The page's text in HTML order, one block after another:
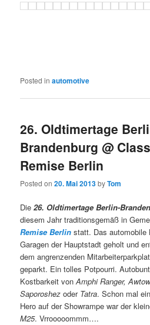
Posted in automotive
26. Oldtimertage
Brandenburg @
Remise Berlin
Posted on20. Mai 2013byTom
Die26. Oldtimertage Berlin-
diesem Jahr traditionsgemäß in
Remise Berlin statt. Das automobile
Garagen der Hauptstadt geholt und
dem angrenzenden
geparkt. Ein tolles Potpourri.
Kostbarkeit vonAmphi Ranger,
Saporoshezoder Tatra. Schon mal
Hero auf der Showrampe war der
M25. Vrrooooommm….